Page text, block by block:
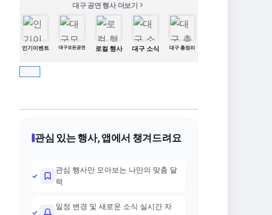
대구 공연 행사 더보기
인기이벤트 대구모든공연 로컬 행사 대구 소식 대구 총정리
관심 있는 행사, 앱에서 챙겨드려요
관심 행사만 모아보는 나만의 맞춤 달
력
일정 변경 및 새로운 소식 실시간 자